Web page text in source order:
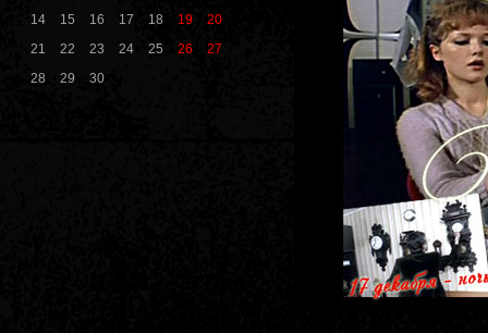
14
15 16 17 18 19
20
21
22 23 24 25 26
27
28
29 30